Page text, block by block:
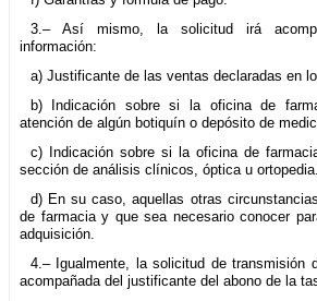
3.– Así mismo, la solicitud irá
información:
a) Justificante de las ventas declaradas en
b) Indicación sobre si la oficina de
atención de algún botiquín o depósito de
c) Indicación sobre si la oficina de
sección de análisis clínicos, óptica u ortopedia.
d) En su caso, aquellas otras
de farmacia y que sea necesario conocer
adquisición.
4.– Igualmente, la solicitud de transmisión
acompañada del justificante del abono de la